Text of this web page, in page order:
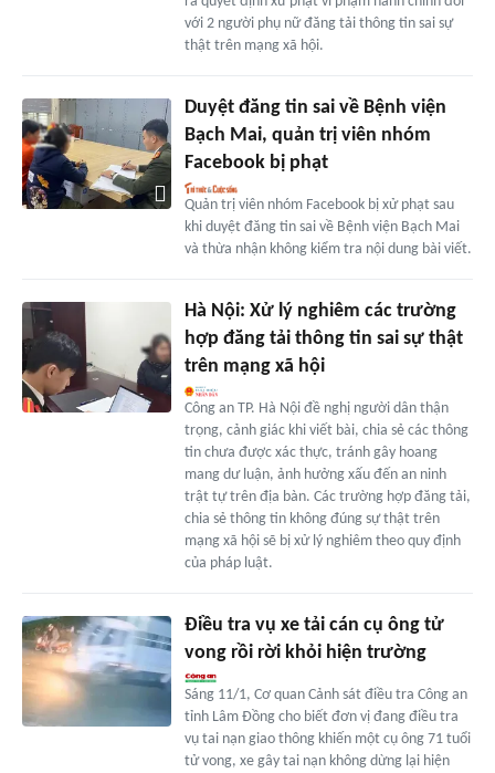
với 2 người phụ nữ đăng tải thông tin sai sự
thật trên mạng xã hội.
Duyệt đăng tin sai về Bệnh viện
Bạch Mai, quản trị viên nhóm
Facebook bị phạt
Quản trị viên nhóm Facebook bị xử phạt sau
khi duyệt đăng tin sai về Bệnh viện Bạch Mai
và thừa nhận không kiểm tra nội dung bài viết.
Hà Nội: Xử lý nghiêm các trường
hợp đăng tải thông tin sai sự thật
trên mạng xã hội
Công an TP. Hà Nội đề nghị người dân thận
trọng, cảnh giác khi viết bài, chia sẻ các thông
tin chưa được xác thực, tránh gây hoang
mang dư luận, ảnh hưởng xấu đến an ninh
trật tự trên địa bàn. Các trường hợp đăng tải,
chia sẻ thông tin không đúng sự thật trên
mạng xã hội sẽ bị xử lý nghiêm theo quy định
của pháp luật.
Điều tra vụ xe tải cán cụ ông tử
vong rồi rời khỏi hiện trường
Sáng 11/1, Cơ quan Cảnh sát điều tra Công an
tỉnh Lâm Đồng cho biết đơn vị đang điều tra
vụ tai nạn giao thông khiến một cụ ông 71 tuổi
tử vong, xe gây tai nạn không dừng lại hiện